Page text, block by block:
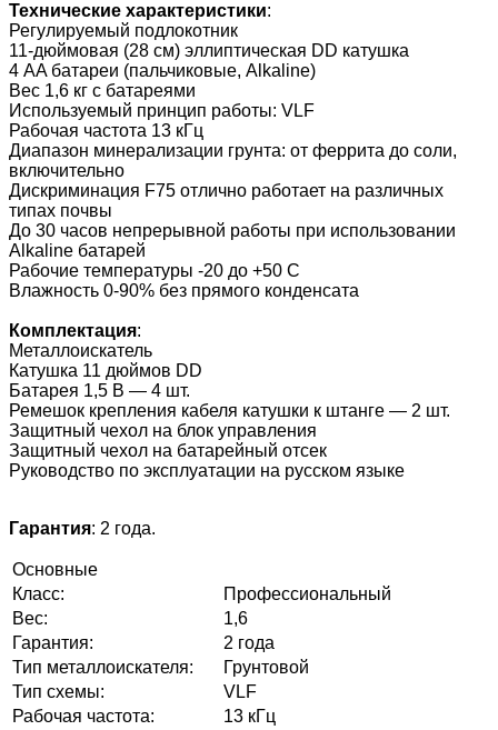
Технические характеристики:
Регулируемый подлокотник
11-дюймовая (28 см) эллиптическая DD катушка
4 AA батареи (пальчиковые, Alkaline)
Вес 1,6 кг с батареями
Используемый принцип работы: VLF
Рабочая частота 13 кГц
Диапазон минерализации грунта: от феррита до соли,
включительно
Дискриминация F75 отлично работает на различных
типах почвы
До 30 часов непрерывной работы при использовании
Alkaline батарей
Рабочие температуры -20 до +50 C
Влажность 0-90% без прямого конденсата
Комплектация:
Металлоискатель
Катушка 11 дюймов DD
Батарея 1,5 В — 4 шт.
Ремешок крепления кабеля катушки к штанге — 2 шт.
Защитный чехол на блок управления
Защитный чехол на батарейный отсек
Руководство по эксплуатации на русском языке
Гарантия: 2 года.
Основные
Класс:
Профессиональный
Вес:
1,6
Гарантия:
2 года
Тип металлоискателя:
Грунтовой
Тип схемы:
VLF
Рабочая частота:
13 кГц